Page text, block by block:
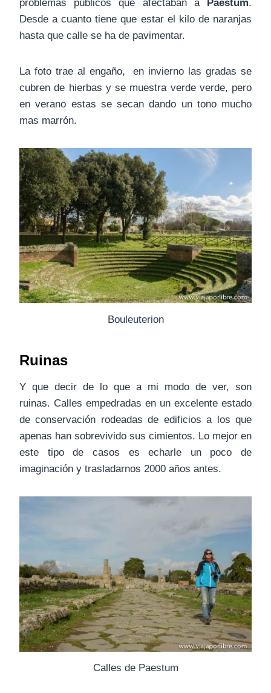
problemas públicos que afectaban a Paestum.
Desde a cuanto tiene que estar el kilo de naranjas
hasta que calle se ha de pavimentar.
La foto trae al engaño, en invierno las gradas se
cubren de hierbas y se muestra verde verde, pero
en verano estas se secan dando un tono mucho
mas marrón.
Bouleuterion
Ruinas
Y que decir de lo que a mi modo de ver, son
ruinas. Calles empedradas en un excelente estado
de conservación rodeadas de edificios a los que
apenas han sobrevivido sus cimientos. Lo mejor en
este tipo de casos es echarle un poco de
imaginación y trasladarnos 2000 años antes.
Calles de Paestum